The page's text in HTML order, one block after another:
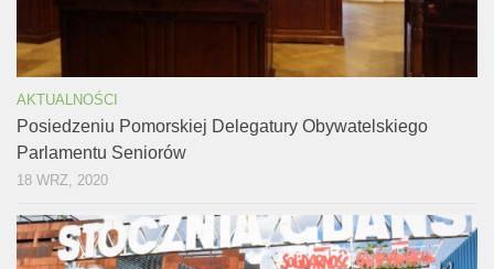
AKTUALNOŚCI
Posiedzeniu Pomorskiej Delegatury Obywatelskiego
Parlamentu Seniorów
18 WRZ, 2020